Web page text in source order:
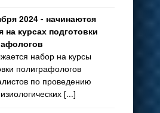
2024 - начинаются
на курсах подготовки
набор на курсы
полиграфологов
по проведению
[...]